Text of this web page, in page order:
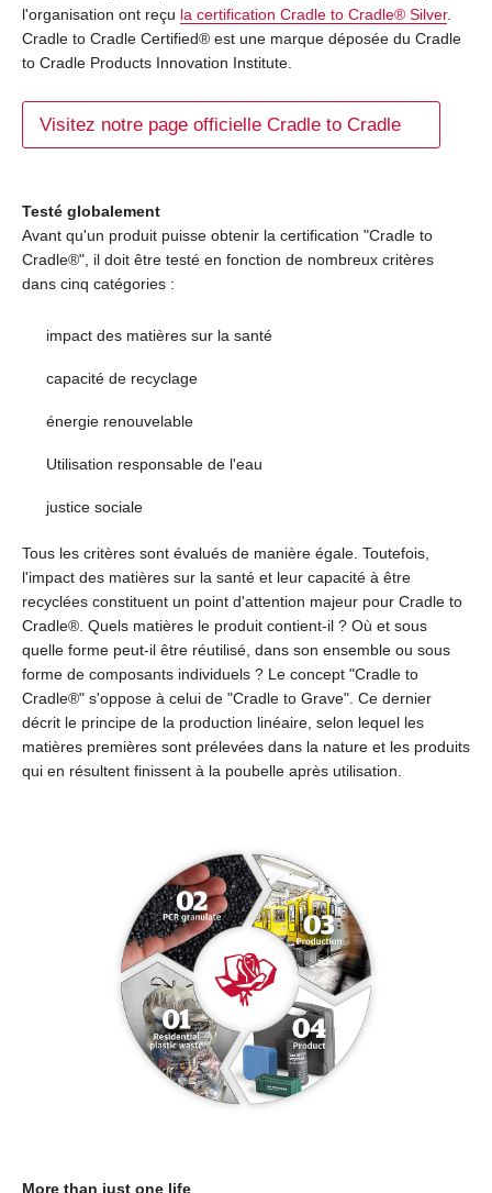
l'organisation ont reçu la certification Cradle to Cradle® Silver.
Cradle to Cradle Certified® est une marque déposée du Cradle
to Cradle Products Innovation Institute.
Visitez notre page officielle Cradle to Cradle
Testé globalement
Avant qu'un produit puisse obtenir la certification "Cradle to
Cradle®", il doit être testé en fonction de nombreux critères
dans cinq catégories :
impact des matières sur la santé
capacité de recyclage
énergie renouvelable
Utilisation responsable de l'eau
justice sociale
Tous les critères sont évalués de manière égale. Toutefois,
l'impact des matières sur la santé et leur capacité à être
recyclées constituent un point d'attention majeur pour Cradle to
Cradle®. Quels matières le produit contient-il ? Où et sous
quelle forme peut-il être réutilisé, dans son ensemble ou sous
forme de composants individuels ? Le concept "Cradle to
Cradle®" s'oppose à celui de "Cradle to Grave". Ce dernier
décrit le principe de la production linéaire, selon lequel les
matières premières sont prélevées dans la nature et les produits
qui en résultent finissent à la poubelle après utilisation.
More than just one life